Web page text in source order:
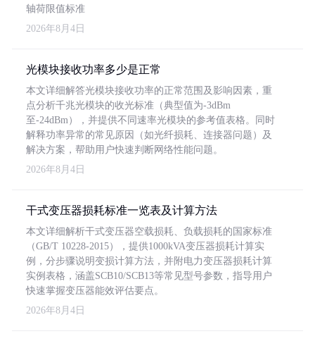
轴荷限值标准
2026年8月4日
光模块接收功率多少是正常
本文详细解答光模块接收功率的正常范围及影响因素，重
点分析千兆光模块的收光标准（典型值为-3dBm
至-24dBm），并提供不同速率光模块的参考值表格。同时
解释功率异常的常见原因（如光纤损耗、连接器问题）及
解决方案，帮助用户快速判断网络性能问题。
2026年8月4日
干式变压器损耗标准一览表及计算方法
本文详细解析干式变压器空载损耗、负载损耗的国家标准
（GB/T 10228-2015），提供1000kVA变压器损耗计算实
例，分步骤说明变损计算方法，并附电力变压器损耗计算
实例表格，涵盖SCB10/SCB13等常见型号参数，指导用户
快速掌握变压器能效评估要点。
2026年8月4日